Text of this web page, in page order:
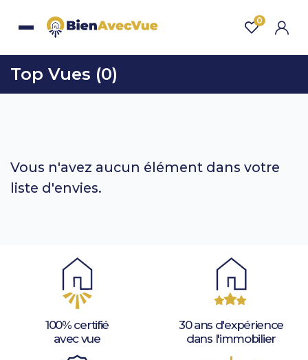
0
Top Vues (0)
Vous n'avez aucun élément dans votre
liste d'envies.
100% certifié
avec vue
30 ans d'expérience
dans l'immobilier